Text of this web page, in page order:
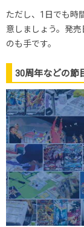
ただし、1日でも時
意しましょう。発
のも手です。
30周年などの節